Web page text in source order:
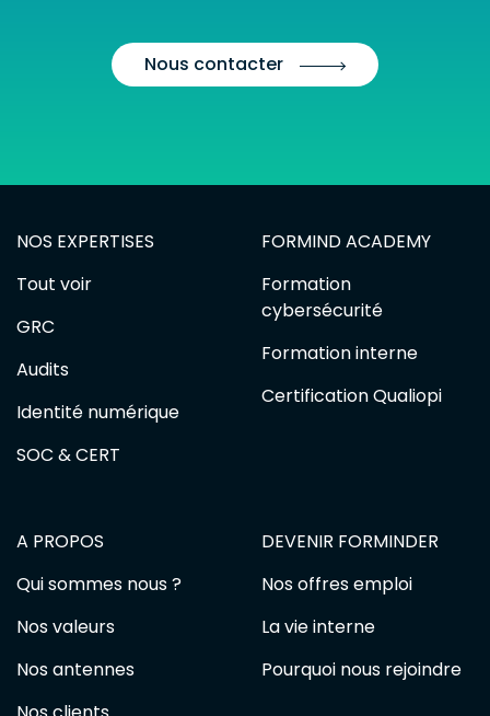
Nous contacter
NOS EXPERTISES
Tout voir
GRC
Audits
Identité numérique
SOC & CERT
FORMIND ACADEMY
Formation
cybersécurité
Formation interne
Certification Qualiopi
A PROPOS
Qui sommes nous ?
Nos valeurs
Nos antennes
DEVENIR FORMINDER
Nos offres emploi
La vie interne
Pourquoi nous rejoindre